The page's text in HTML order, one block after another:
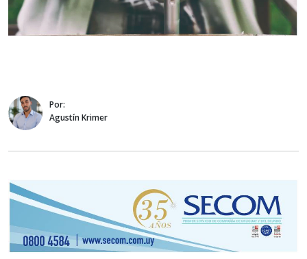
Por:
Agustín Krimer